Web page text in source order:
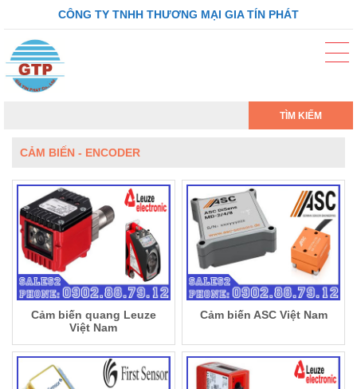
CÔNG TY TNHH THƯƠNG MẠI GIA TÍN PHÁT
TÌM KIẾM
CẢM BIẾN - ENCODER
Cảm biến quang Leuze
Việt Nam
Cảm biến ASC Việt Nam